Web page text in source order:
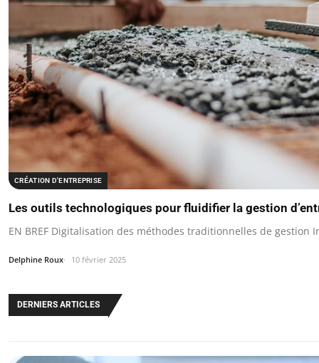
CRÉATION D'ENTREPRISE
Les outils technologiques pour fluidifier la gestion
EN BREF Digitalisation des méthodes traditionnelles de gestion
Delphine Roux 10 février 2025
DERNIERS ARTICLES